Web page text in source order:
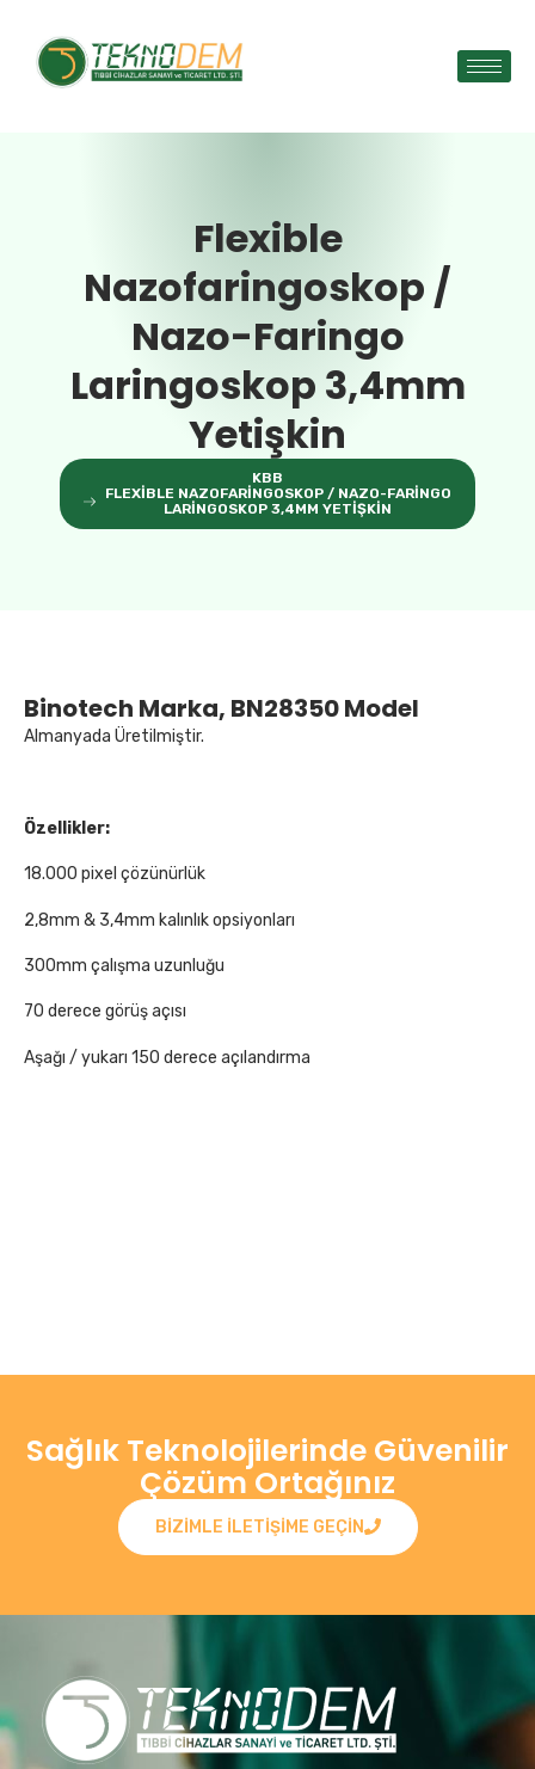
Flexible
Nazofaringoskop /
Nazo-Faringo
Laringoskop 3,4mm
Yetişkin
KBB
FLEXIBLE NAZOFARINGOSKOP / NAZO-FARINGO
LARINGOSKOP 3,4MM YETIŞKIN
Binotech Marka, BN28350 Model
Almanyada Üretilmiştir.
Özellikler:
18.000 pixel çözünürlük
2,8mm & 3,4mm kalınlık opsiyonları
300mm çalışma uzunluğu
70 derece görüş açısı
Aşağı / yukarı 150 derece açılandırma
Sağlık Teknolojilerinde Güvenilir
Çözüm Ortağınız
BIZIMLE ILETIŞIME GEÇIN